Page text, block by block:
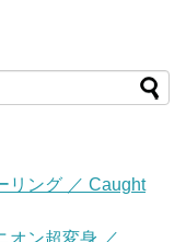
リング ／ Caught